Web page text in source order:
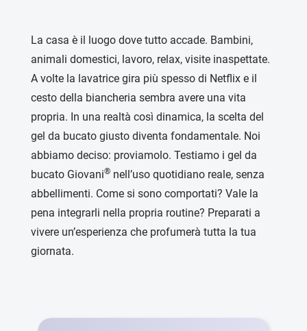
La casa è il luogo dove tutto accade. Bambini,
animali domestici, lavoro, relax, visite inaspettate.
A volte la lavatrice gira più spesso di Netflix e il
cesto della biancheria sembra avere una vita
propria. In una realtà così dinamica, la scelta del
gel da bucato giusto diventa fondamentale. Noi
abbiamo deciso: proviamolo. Testiamo i gel da
bucato Giovani® nell’uso quotidiano reale, senza
abbellimenti. Come si sono comportati? Vale la
pena integrarli nella propria routine? Preparati a
vivere un’esperienza che profumerà tutta la tua
giornata.